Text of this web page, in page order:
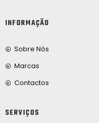
INFORMAÇÃO
Sobre Nós
Marcas
Contactos
SERVIÇOS